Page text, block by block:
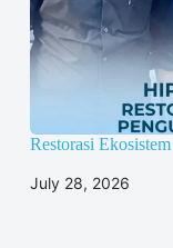
Restorasi
July 28, 2026